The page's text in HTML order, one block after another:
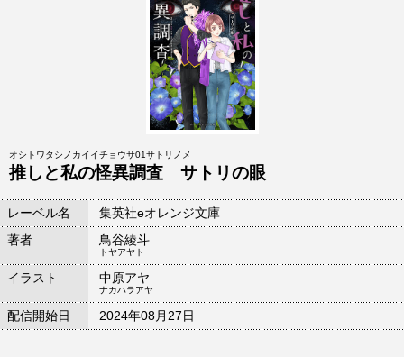
オシトワタシノカイイチョウサ01サトリノメ
推しと私の怪異調査 サトリの眼
レーベル名
集英社eオレンジ文庫
著者
鳥谷綾斗
トヤアヤト
イラスト 中原アヤ
ナカハラアヤ
配信開始日 2024年08月27日